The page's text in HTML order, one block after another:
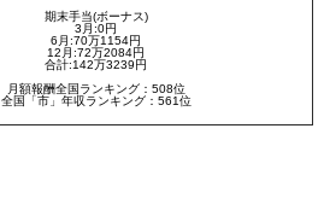
期末手当(ボーナス)
3月:0円
6月:70万1154円
12月:72万2084円
合計:142万3239円
月額報酬全国ランキング：508位
全国「市」年収ランキング：561位